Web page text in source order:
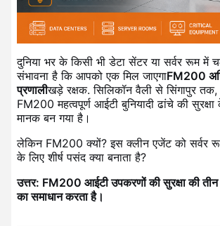
दुनिया भर के किसी भी डेटा सेंटर या सर्वर रूम में
संभावना है कि आपको एक मिल जाएगाFM200
प्रणालीखड़े रक्षक. सिलिकॉन वैली से सिंगापुर
FM200 महत्वपूर्ण आईटी बुनियादी ढांचे की
मानक बन गया है।
लेकिन FM200 क्यों? इस क्लीन एजेंट को सर्वर
के लिए शीर्ष पसंद क्या बनाता है?
उत्तर: FM200 आईटी उपकरणों की सुरक्षा की
का समाधान करता है।